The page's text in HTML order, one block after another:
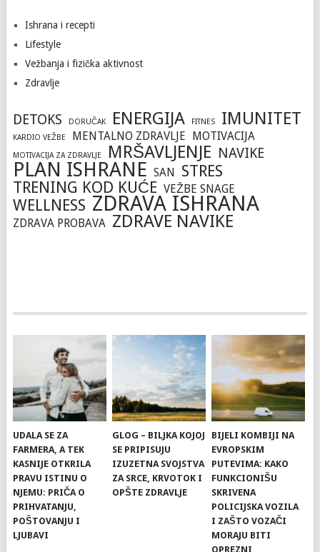
Ishrana i recepti
Lifestyle
Vežbanja i fizička aktivnost
Zdravlje
DETOKS DORUČAK ENERGIJA FITNES IMUNITET
KARDIO VEŽBE MENTALNO ZDRAVLJE MOTIVACIJA
MOTIVACIJA ZA ZDRAVLJE MRŠAVLJENJE NAVIKE
PLAN ISHRANE SAN STRES
TRENING KOD KUĆE VEŽBE SNAGE
WELLNESS ZDRAVA ISHRANA
ZDRAVA PROBAVA ZDRAVE NAVIKE
UDALA SE ZA
FARMERA, A TEK
KASNIJE OTKRILA
PRAVU ISTINU O
NJEMU: PRIČA O
PRIHVATANJU,
POŠTOVANJU I
LJUBAVI
GLOG – BILJKA KOJOJ
SE PRIPISUJU
IZUZETNA SVOJSTVA
ZA SRCE, KRVOTOK I
OPŠTE ZDRAVLJE
BIJELI KOMBIJI NA
EVROPSKIM
PUTEVIMA: KAKO
FUNKCIONIŠU
SKRIVENA
POLICIJSKA VOZILA
I ZAŠTO VOZAČI
MORAJU BITI
OPREZNI